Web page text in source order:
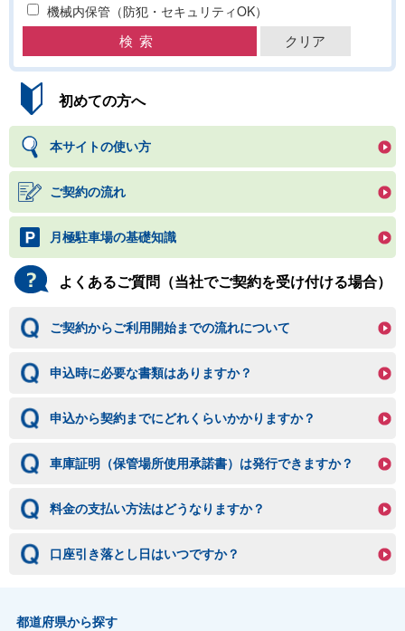
機械内保管（防犯・セキュリティOK）
初めての方へ
本サイトの使い方
ご契約の流れ
月極駐車場の基礎知識
よくあるご質問（当社でご契約を受け付ける場合）
ご契約からご利用開始までの流れについて
申込時に必要な書類はありますか？
申込から契約までにどれくらいかかりますか？
車庫証明（保管場所使用承諾書）は発行できますか？
料金の支払い方法はどうなりますか？
口座引き落とし日はいつですか？
都道府県から探す